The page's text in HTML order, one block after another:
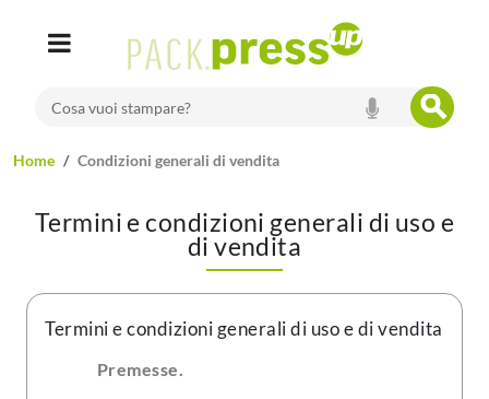
Cosa vuoi stampare? search
home condizioni generali di vendita
termini e condizioni generali di uso e
di vendita
termini e condizioni generali di uso e di vendita
Premesse.